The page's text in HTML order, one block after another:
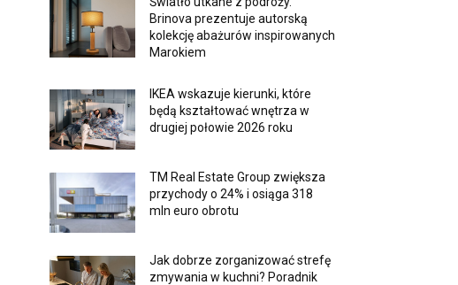
Brinova prezentuje autorską
kolekcję abażurów inspirowanych
Marokiem
IKEA wskazuje kierunki, które
będą kształtować wnętrza w
drugiej połowie 2026 roku
TM Real Estate Group zwiększa
przychody o 24% i osiąga 318
mln euro obrotu
Jak dobrze zorganizować strefę
zmywania w kuchni? Poradnik